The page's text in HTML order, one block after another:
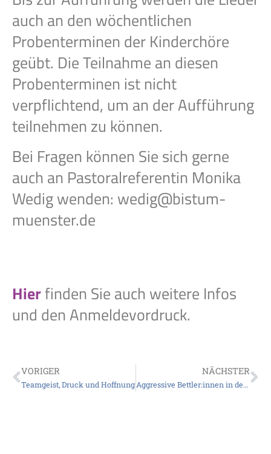
auch an den wöchentlichen
Probenterminen der Kinderchöre
geübt. Die Teilnahme an diesen
Probenterminen ist nicht
verpflichtend, um an der Aufführung
teilnehmen zu können.
Bei Fragen können Sie sich gerne
auch an Pastoralreferentin Monika
Wedig wenden: wedig@bistum-
muenster.de
Hierfinden Sie auch weitere Infos
und den Anmeldevordruck.
VORIGER
Teamgeist, Druck und Hoffnung
NÄCHSTER
Aggressive Bettler:innen in der Überwasserkirche